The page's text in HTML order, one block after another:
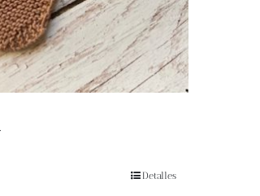
Detalles